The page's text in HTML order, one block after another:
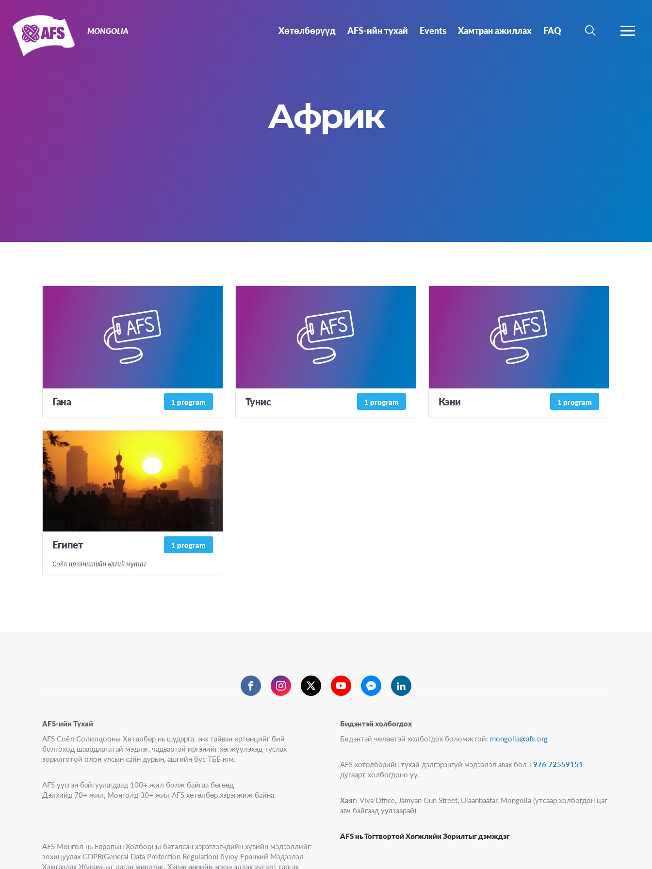
MONGOLIA Хөтөлбөрүүд AFS-ийн тухай Events Хамтран ажиллах FAQ
SEARCH MORE
Африк
1 program
Гана 1 program
Тунис 1 program
Кэни
1 program
Египет
Соёл иргэншлийн өлгий нутаг
FacebookInstagramTwitterYouTubeMessengerLinkedIn
Бидэнтэй холбогдох
Бидэнтэй чөлөөтэй холбогдох боломжтой: mongolia@afs.org
AFS хөтөлбөрийн тухай дэлгэрэнгүй мэдээлэл авах бол+976 72559151
дугаарт холбогдоно уу.
Хаяг: Viva Office, Jamyan Gun Street, Ulaanbaatar, Mongolia (утсаар холбогдон цаг
авч байгаад уулзаарай)
AFS нь Тогтвортой Хөгжлийн Зорилтыг дэмждэг
AFS-ийн Тухай
AFS Соёл Солилцооны Хөтөлбөр нь шударга, энх тайван ертөнцийг бий
болгоход шаардлагатай мэдлэг, чадвартай иргэнийг хөгжүүлэхэд туслах
зорилготой олон улсын сайн дурын, ашгийн бус ТББ юм.
AFS үүсгэн байгуулагдаад 100+ жил болж байгаа бөгөөд
Дэлхийд 70+ жил, Монголд 30+ жил AFS хөтөлбөр хэрэгжиж байна.
AFS Монгол нь Европын Холбооны баталсан хэрэглэгчдийн хувийн мэдээллийг
зохицуулах GDPR(General Data Protection Regulation) буюу Ерөнхий Мэдээлэл
Хамгаалах Журам-ыг даган мөрддөг. Хэрэв өөрийн эрхээ эдлэх хүсэлт гаргах